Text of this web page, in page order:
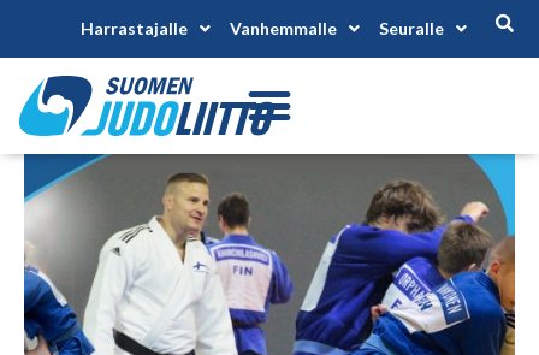
Harrastajalle Vanhemmalle Seuralle